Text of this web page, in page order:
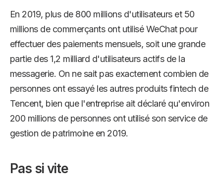
En 2019, plus de 800 millions d'utilisateurs et 50
millions de commerçants ont utilisé WeChat pour
effectuer des paiements mensuels, soit une grande
partie des 1,2 milliard d'utilisateurs actifs de la
messagerie. On ne sait pas exactement combien de
personnes ont essayé les autres produits fintech de
Tencent, bien que l'entreprise ait déclaré qu'environ
200 millions de personnes ont utilisé son service de
gestion de patrimoine en 2019.
Pas si vite